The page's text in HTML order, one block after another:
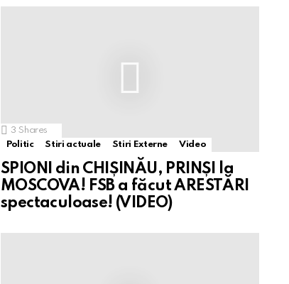
3 Shares
Politic
Stiri actuale Stiri Externe Video
SPIONI din CHIȘINĂU, PRINȘI la
MOSCOVA! FSB a făcut ARESTĂRI
spectaculoase! (VIDEO)